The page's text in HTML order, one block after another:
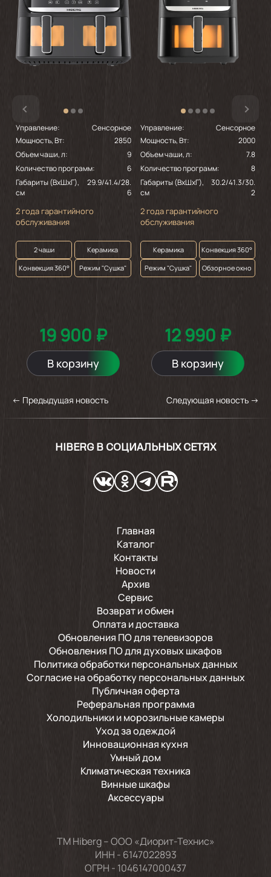
Управление:
Сенсорное
Мощность, Вт:
2850
Объем чаши, л:
9
Количество программ:
6
Габариты (ВхШхГ),
см
29.9/41.4/28.
6
2 года гарантийного
обслуживания
2 чаши
Керамика
Конвекция 360°
Режим "Сушка"
19 900 ₽
В корзину
Управление:
Сенсорное
Мощность, Вт:
2000
Объем чаши, л:
7.8
Количество программ:
8
Габариты (ВхШхГ),
см
30.2/41.3/30.
2
2 года гарантийного
обслуживания
Керамика
Конвекция 360°
Режим "Сушка"
Обзорное окно
12 990 ₽
В корзину
← Предыдущая новость Следующая новость →
HIBERG В СОЦИАЛЬНЫХ СЕТЯХ
Главная
Каталог
Контакты
Новости
Архив
Сервис
Возврат и обмен
Оплата и доставка
Обновления ПО для телевизоров
Обновления ПО для духовых шкафов
Политика обработки персональных данных
Согласие на обработку персональных данных
Публичная оферта
Реферальная программа
Холодильники и морозильные камеры
Уход за одеждой
Инновационная кухня
Умный дом
Климатическая техника
Винные шкафы
Аксессуары
TM Hiberg – ООО «Диорит-Технис»
ИНН - 6147022893
ОГРН - 1046147000437